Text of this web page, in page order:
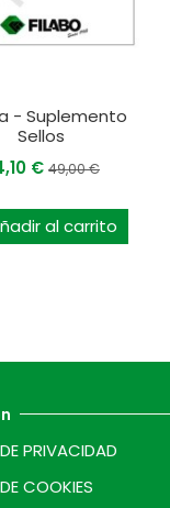
- Suplemento
Sellos
€49,00 €
al carrito
PRIVACIDAD
COOKIES